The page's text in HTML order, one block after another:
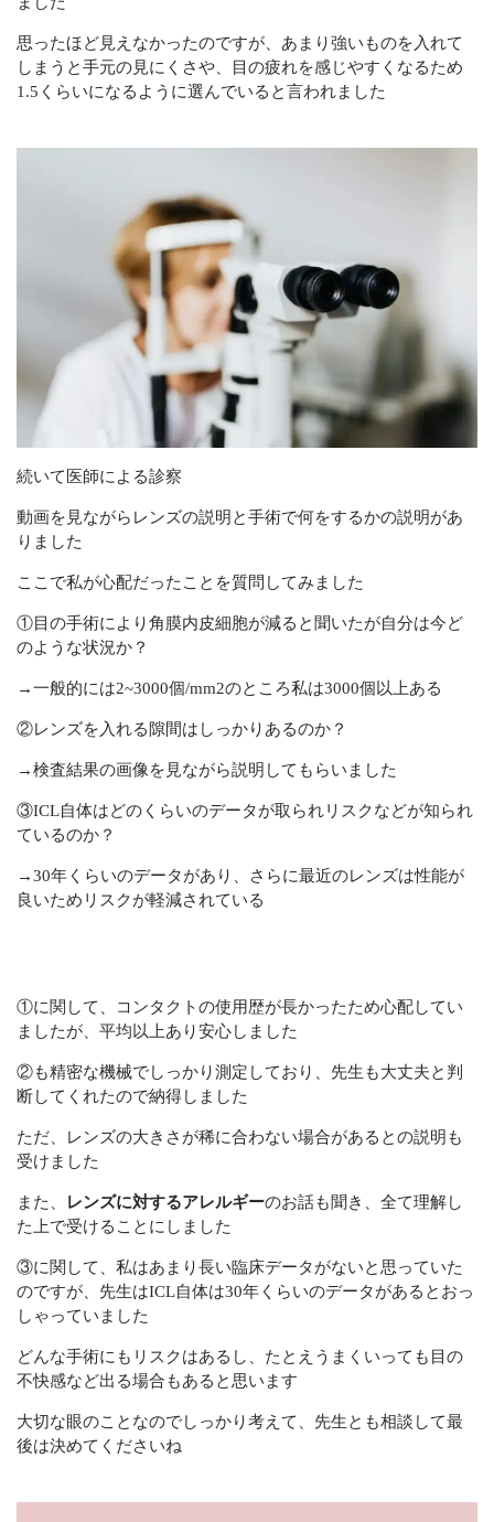
思ったほど見えなかったのですが、あまり強いものを入れて
しまうと手元の見にくさや、目の疲れを感じやすくなるため
1.5くらいになるように選んでいると言われました
続いて医師による診察
動画を見ながらレンズの説明と手術で何をするかの説明があ
りました
ここで私が心配だったことを質問してみました
①目の手術により角膜内皮細胞が減ると聞いたが自分は今ど
のような状況か？
→一般的には2~3000個/mm2のところ私は3000個以上ある
②レンズを入れる隙間はしっかりあるのか？
→検査結果の画像を見ながら説明してもらいました
③ICL自体はどのくらいのデータが取られリスクなどが知られ
ているのか？
→30年くらいのデータがあり、さらに最近のレンズは性能が
良いためリスクが軽減されている
①に関して、コンタクトの使用歴が長かったため心配してい
ましたが、平均以上あり安心しました
②も精密な機械でしっかり測定しており、先生も大丈夫と判
断してくれたので納得しました
ただ、レンズの大きさが稀に合わない場合があるとの説明も
受けました
また、 レンズに対するアレルギーのお話も聞き、全て理解し
た上で受けることにしました
③に関して、私はあまり長い臨床データがないと思っていた
のですが、先生はICL自体は30年くらいのデータがあるとおっ
しゃっていました
どんな手術にもリスクはあるし、たとえうまくいっても目の
不快感など出る場合もあると思います
大切な眼のことなのでしっかり考えて、先生とも相談して最
後は決めてくださいね